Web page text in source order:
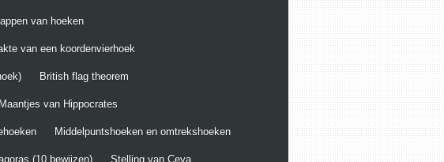
van hoeken
van een koordenvierhoek
British flag theorem
Maantjes van Hippocrates
Middelpuntshoeken en omtrekshoeken
(10 bewijzen) Stelling van Ceva